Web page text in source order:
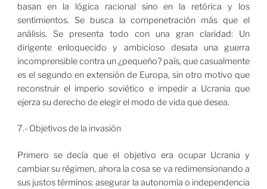
basan en la lógica racional sino en la retórica y los
sentimientos. Se busca la compenetración más que el
análisis. Se presenta todo con una gran claridad: Un
dirigente enloquecido y ambicioso desata una guerra
incomprensible contra un ¿pequeño? país, que casualmente
es el segundo en extensión de Europa, sin otro motivo que
reconstruir el imperio soviético e impedir a Ucrania que
ejerza su derecho de elegir el modo de vida que desea.
7.- Objetivos de la invasión
Primero se decía que el objetivo era ocupar Ucrania y
cambiar su régimen, ahora la cosa se va redimensionando a
sus justos términos: asegurar la autonomía o independencia